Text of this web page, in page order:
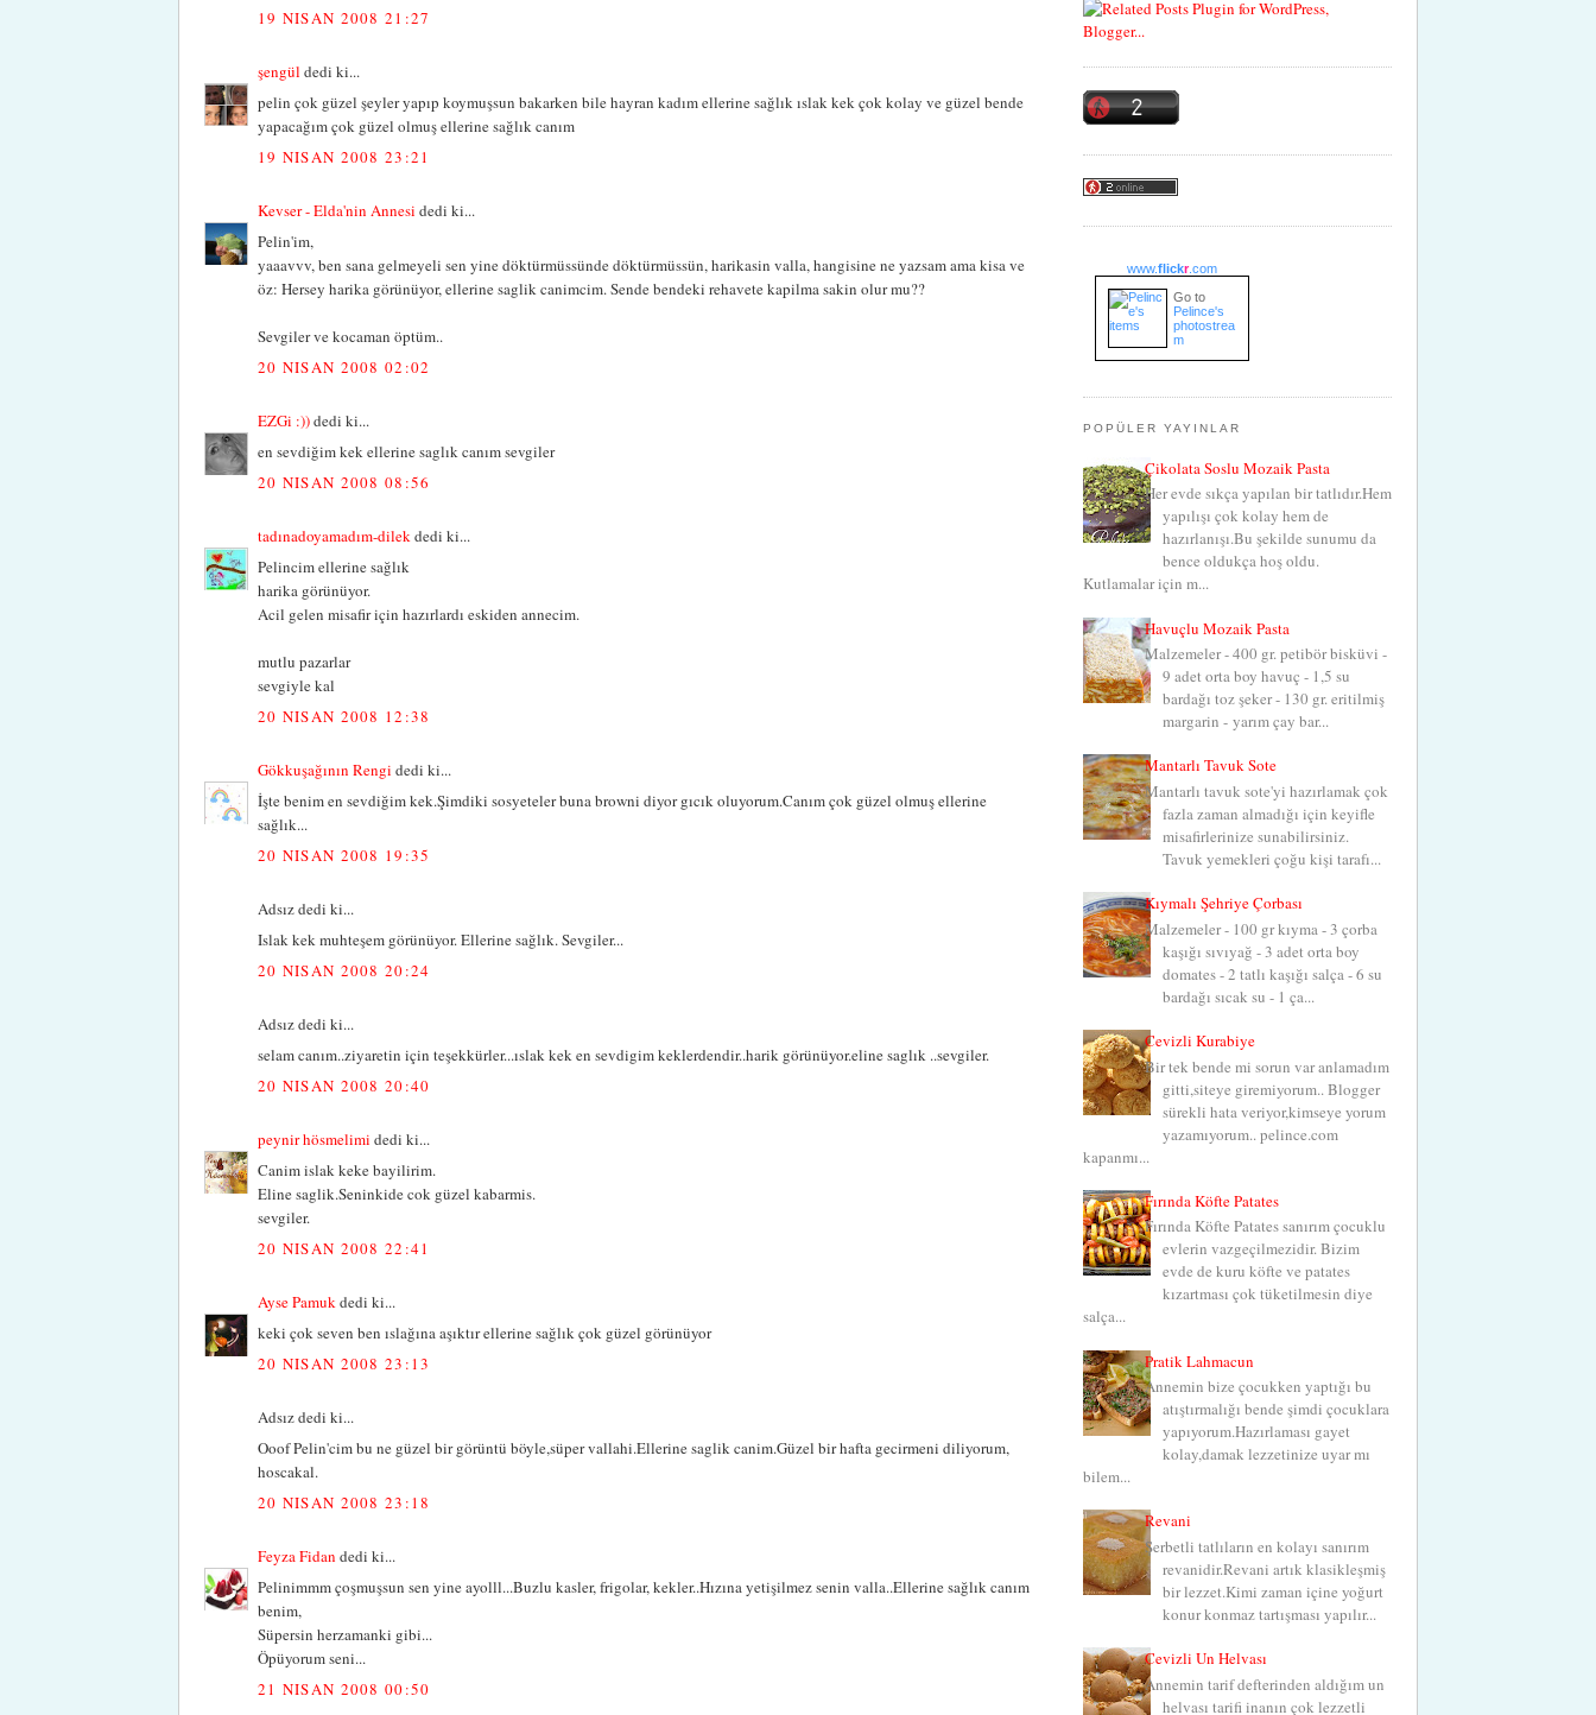
19 NISAN 2008 21:27
şengül dedi ki...
pelin çok güzel şeyler yapıp koymuşsun bakarken bile hayran kadım ellerine sağlık ıslak kek çok kolay ve güzel bende
yapacağım çok güzel olmuş ellerine sağlık canım
19 NISAN 2008 23:21
Kevser - Elda'nin Annesi dedi ki...
Pelin'im,
yaaavvv, ben sana gelmeyeli sen yine döktürmüssünde döktürmüssün, harikasin valla, hangisine ne yazsam ama kisa ve
öz: Hersey harika görünüyor, ellerine saglik canimcim. Sende bendeki rehavete kapilma sakin olur mu??
Sevgiler ve kocaman öptüm..
20 NISAN 2008 02:02
EZGi :))dedi ki...
en sevdiğim kek ellerine saglık canım sevgiler
20 NISAN 2008 08:56
tadınadoyamadım-dilek dedi ki...
Pelincim ellerine sağlık
harika görünüyor.
Acil gelen misafir için hazırlardı eskiden annecim.
mutlu pazarlar
sevgiyle kal
20 NISAN 2008 12:38
Gökkuşağının Rengi dedi ki...
İşte benim en sevdiğim kek.Şimdiki sosyeteler buna browni diyor gıcık oluyorum.Canım çok güzel olmuş ellerine
sağlık...
20 NISAN 2008 19:35
Adsız dedi ki...
Islak kek muhteşem görünüyor. Ellerine sağlık. Sevgiler...
20 NISAN 2008 20:24
Adsız dedi ki...
selam canım..ziyaretin için teşekkürler...ıslak kek en sevdigim keklerdendir..harik görünüyor.eline saglık ..sevgiler.
20 NISAN 2008 20:40
peynir hösmelimi dedi ki...
Canim islak keke bayilirim.
Eline saglik.Seninkide cok güzel kabarmis.
sevgiler.
20 NISAN 2008 22:41
Ayse Pamuk dedi ki...
keki çok seven ben ıslağına aşıktır ellerine sağlık çok güzel görünüyor
20 NISAN 2008 23:13
Adsız dedi ki...
Ooof Pelin'cim bu ne güzel bir görüntü böyle,süper vallahi.Ellerine saglik canim.Güzel bir hafta gecirmeni diliyorum,
hoscakal.
20 NISAN 2008 23:18
Feyza Fidan dedi ki...
Pelinimmm çoşmuşsun sen yine ayolll...Buzlu kasler, frigolar, kekler..Hızına yetişilmez senin valla..Ellerine sağlık canım
benim,
Süpersin herzamanki gibi...
Öpüyorum seni...
21 NISAN 2008 00:50
www.flickr.com
Go to
Pelince's
photostrea
m
POPÜLER YAYINLAR
Çikolata Soslu Mozaik Pasta
Her evde sıkça yapılan bir tatlıdır.Hem
yapılışı çok kolay hem de
hazırlanışı.Bu şekilde sunumu da
bence oldukça hoş oldu.
Kutlamalar için m...
Havuçlu Mozaik Pasta
Malzemeler - 400 gr. petibör bisküvi -
9 adet orta boy havuç - 1,5 su
bardağı toz şeker - 130 gr. eritilmiş
margarin - yarım çay bar...
Mantarlı Tavuk Sote
Mantarlı tavuk sote'yi hazırlamak çok
fazla zaman almadığı için keyifle
misafirlerinize sunabilirsiniz.
Tavuk yemekleri çoğu kişi tarafı...
Kıymalı Şehriye Çorbası
Malzemeler - 100 gr kıyma - 3 çorba
kaşığı sıvıyağ - 3 adet orta boy
domates - 2 tatlı kaşığı salça - 6 su
bardağı sıcak su - 1 ça...
Cevizli Kurabiye
Bir tek bende mi sorun var anlamadım
gitti,siteye giremiyorum.. Blogger
sürekli hata veriyor,kimseye yorum
yazamıyorum.. pelince.com
kapanmı...
Fırında Köfte Patates
Fırında Köfte Patates sanırım çocuklu
evlerin vazgeçilmezidir. Bizim
evde de kuru köfte ve patates
kızartması çok tüketilmesin diye
salça...
Pratik Lahmacun
Annemin bize çocukken yaptığı bu
atıştırmalığı bende şimdi çocuklara
yapıyorum.Hazırlaması gayet
kolay,damak lezzetinize uyar mı
bilem...
Revani
Şerbetli tatlıların en kolayı sanırım
revanidir.Revani artık klasikleşmiş
bir lezzet.Kimi zaman içine yoğurt
konur konmaz tartışması yapılır...
Cevizli Un Helvası
Annemin tarif defterinden aldığım un
helvası tarifi inanın çok lezzetli